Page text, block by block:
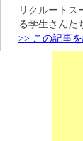
リクルートス
る学生さんた
>> この記事